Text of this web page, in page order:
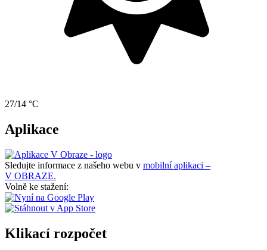
27/14 °C
Aplikace
Sledujte informace z našeho webu v mobilní aplikaci –
V OBRAZE.
Volně ke stažení:
Klikací rozpočet